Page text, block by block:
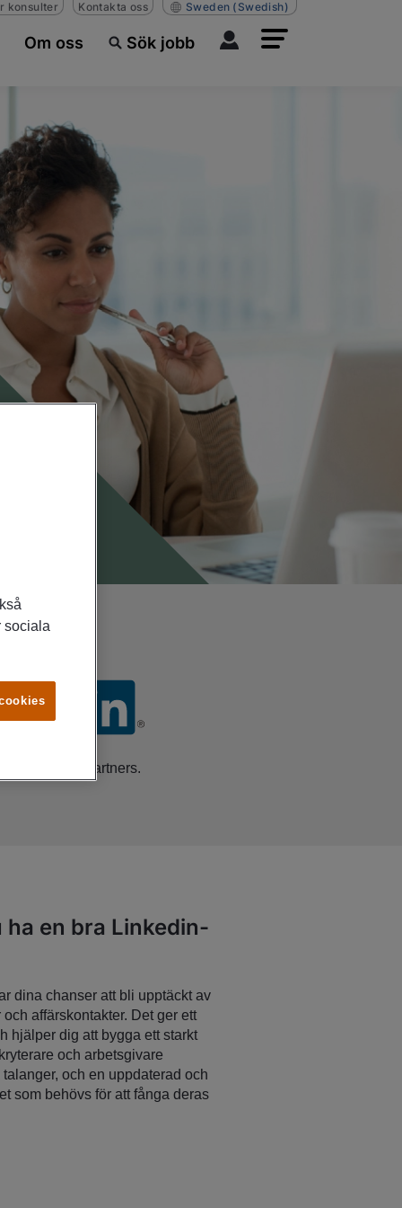
Om oss Sök jobb
konsulter Kontakta oss Sweden (Swedish)
samarbetspartners.
en bra Linkedin-
dina chanser att bli upptäckt av
affärskontakter. Det ger ett
hjälper dig att bygga ett starkt
och arbetsgivare
och en uppdaterad och
som behövs för att fånga deras
sociala